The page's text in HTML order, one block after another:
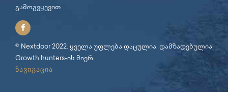
გამოგვყევით
© Nextdoor 2022. ყველა უფლება დაცულია. დამზადებულია
Growth hunters-ის მიერ
ნავიგაცია